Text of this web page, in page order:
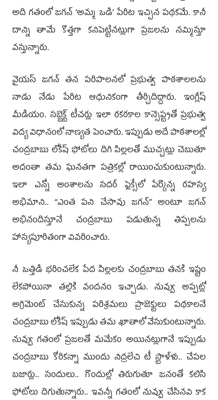
అది గతంలో జగన్ ‘అమ్మ ఒడి’ పేరిట ఇచ్చిన పథకమే. కానీ
దాన్ని తామే కొత్తగా కనిపెట్టినట్లుగా ప్రజలను నమ్మిస్తూ
వస్తున్నారు.
వైయ‌స్ జగన్ తన పరిపాలనలో ప్రభుత్వ పాఠశాలలను
నాడు నేడు పేరిట ఆధునికంగా తీర్చిదిద్దారు. ఇంగ్లీష్
మీడియం. సబ్జెక్ట్ టీచర్లు ఇలా రకరకాల కాన్సెప్ట్లతో ప్రభుత్వ
విద్య విధానంలో నాణ్యత పెంచారు. ఇప్పుడు అదే పాఠశాలల్లో
చంద్రబాబు లోకేష్ ఫోటోలు దిగి పిల్లలతో ముచ్చట్లు చెబుతూ
అదంతా తమ ఘనతగా పత్రికల్లో రాయించుకుంటున్నారు.
ఇలా ఎన్నో అంశాలను సదర్ ఫ్లెక్సీలో పేర్కొన్న రహస్య
అభిమాని.. ‘‘ఎంత పని చేసావు జగన్’’ అంటూ జగన్
అభినందిస్తూనే చంద్రబాబు పడుతున్న తిప్పలను
హాస్యపూరితంగా వివరించారు.
నీ ఒత్తిడి భరించలేక పేద పిల్లలకు చంద్రబాబు తనకి ఇష్టం
లేకపోయినా తల్లికి వందనం ఇచ్చాడు. నువ్వు అప్పట్లో
అగ్రిమెంట్ చేసుకున్న పరిశ్రమలు ప్రాజెక్టులు పథకాలనే
చంద్రబాబు లోకేష్ ఇప్పుడు తమ ఖాతాలో వేసుకుంటున్నారు.
నువ్వు గతంలో ప్రజలతో మమేకం అయినట్లుగానే ఇప్పుడు
చంద్రబాబు కోరికన్నా ముందు నిద్రలేచి టీ స్టాళ్ళు.. చేపల
బజార్లు.. సందులు.. గొందుల్లో తిరుగుతూ జనంతో కలిసి
ఫోటోలు దిగుతున్నారు.. ఇవన్నీ గతంలో నువ్వు చేసినవి కాక